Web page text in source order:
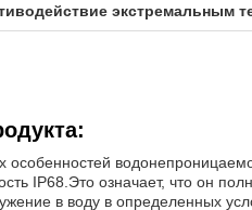
экстремальным
особенностей
IP68.Это означает, что он
в воду в определенных